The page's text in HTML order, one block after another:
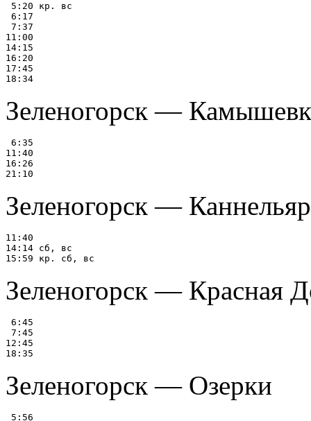
5:20 кр. вс
6:17
7:37
11:00
14:15
16:20
17:45
Зеленогорск —
6:35
11:40
16:26
Зеленогорск —
11:40
14:14 сб, вс
Зеленогорск — Красная
6:45
7:45
12:45
Зеленогорск — Озерки
5:56